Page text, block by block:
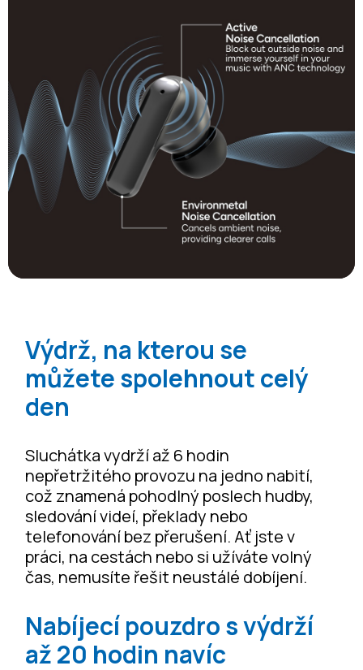
Výdrž, na kterou se
můžete spolehnout celý
den
Sluchátka vydrží až 6 hodin
nepřetržitého provozu na jedno nabití,
což znamená pohodlný poslech hudby,
sledování videí, překlady nebo
telefonování bez přerušení. Ať jste v
práci, na cestách nebo si užíváte volný
čas, nemusíte řešit neustálé dobíjení.
Nabíjecí pouzdro s výdrží
až 20 hodin navíc